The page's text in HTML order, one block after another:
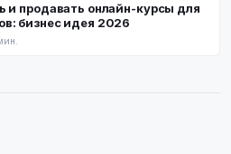
и продавать онлайн-курсы для
бизнес идея 2026